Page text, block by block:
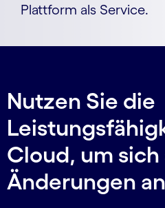
Plattform als Service.
Nutzen Sie die
Cloud, um
Änderungen